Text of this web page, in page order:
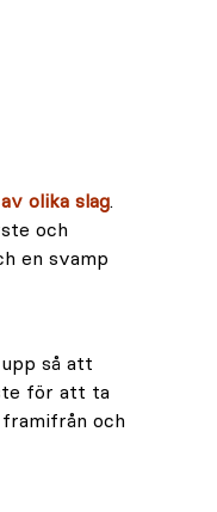
olika slag.
och
en svamp
så att
för att ta
och